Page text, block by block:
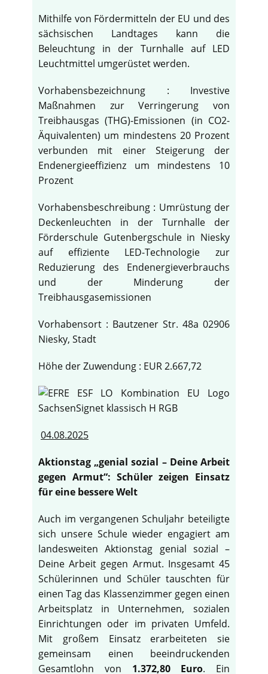
Mithilfe von Fördermitteln der EU und des
sächsischen Landtages kann die
Beleuchtung in der Turnhalle auf LED
Leuchtmittel umgerüstet werden.
Vorhabensbezeichnung : Investive
Maßnahmen zur Verringerung von
Treibhausgas (THG)-Emissionen (in CO2-
Äquivalenten) um mindestens 20 Prozent
verbunden mit einer Steigerung der
Endenergieeffizienz um mindestens 10
Prozent
Vorhabensbeschreibung : Umrüstung der
Deckenleuchten in der Turnhalle der
Förderschule Gutenbergschule in Niesky
auf effiziente LED-Technologie zur
Reduzierung des Endenergieverbrauchs
und der Minderung der
Treibhausgasemissionen
Vorhabensort : Bautzener Str. 48a 02906
Niesky, Stadt
Höhe der Zuwendung : EUR 2.667,72
04.08.2025
Aktionstag „genial sozial – Deine Arbeit
gegen Armut“: Schüler zeigen Einsatz
für eine bessere Welt
Auch im vergangenen Schuljahr beteiligte
sich unsere Schule wieder engagiert am
landesweiten Aktionstag genial sozial –
Deine Arbeit gegen Armut. Insgesamt 45
Schülerinnen und Schüler tauschten für
einen Tag das Klassenzimmer gegen einen
Arbeitsplatz in Unternehmen, sozialen
Einrichtungen oder im privaten Umfeld.
Mit großem Einsatz erarbeiteten sie
gemeinsam einen beeindruckenden
Gesamtlohn von 1.372,80 Euro. Ein